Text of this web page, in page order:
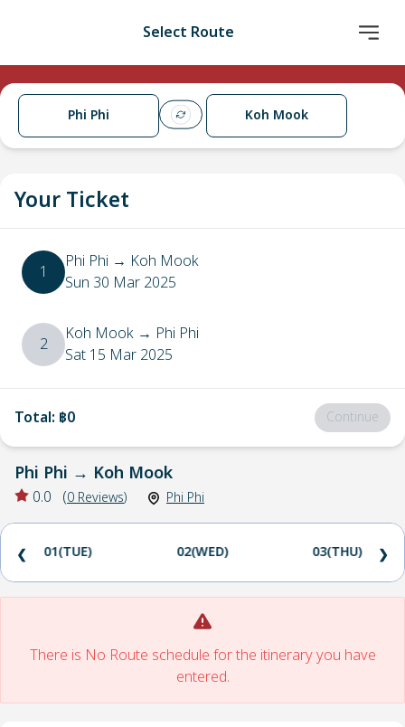
Select Route
Phi Phi Koh Mook
Your Ticket
1 Phi Phi → Koh Mook
Sun 30 Mar 2025
2 Koh Mook → Phi Phi
Sat 15 Mar 2025
Total: ฿0 Continue
Phi Phi → Koh Mook
0.0 (0 Reviews) Phi Phi
01(TUE) 02(WED) 03(THU)
❮ ❯
There is No Route schedule for the itinerary you have
entered.